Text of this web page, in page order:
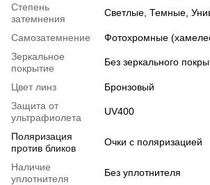
Степень
затемнения
Светлые, Темные,
Самозатемнение
Фотохромные
Зеркальное
покрытие
Без зеркального
Цвет линз
Бронзовый
Защита от
ультрафиолета
UV400
Поляризация
против бликов
Очки с поляризацией
Наличие
уплотнителя
Без уплотнителя